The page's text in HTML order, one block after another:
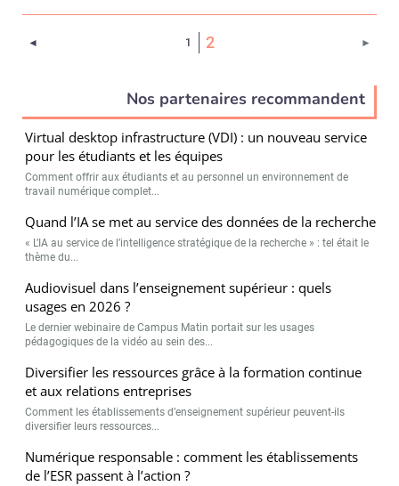
◄ 1 2 ►
Nos partenaires recommandent
Virtual desktop infrastructure (VDI) : un nouveau service
pour les étudiants et les équipes
Comment offrir aux étudiants et au personnel un environnement de
travail numérique complet...
Quand l’IA se met au service des données de la recherche
« L’IA au service de l’intelligence stratégique de la recherche » : tel était le
thème du...
Audiovisuel dans l’enseignement supérieur : quels
usages en 2026 ?
Le dernier webinaire de Campus Matin portait sur les usages
pédagogiques de la vidéo au sein des...
Diversifier les ressources grâce à la formation continue
et aux relations entreprises
Comment les établissements d’enseignement supérieur peuvent-ils
diversifier leurs ressources...
Numérique responsable : comment les établissements
de l’ESR passent à l’action ?